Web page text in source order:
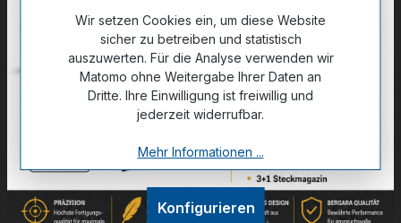
auswählen
6 Creedm.
.308 Win. 6,5 Creedm.
Wir setzen Cookies ein, um diese Website
sicher zu betreiben und statistisch
auszuwerten. Für die Analyse verwenden wir
Matomo ohne Weitergabe Ihrer Daten an
Dritte. Ihre Einwilligung ist freiwillig und
jederzeit widerrufbar.
Mehr Informationen ...
Konfigurieren